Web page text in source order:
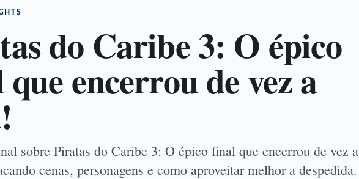
do Caribe 3: O épico
encerrou de vez a
sobre Piratas do Caribe 3: O épico final que encerrou de vez a
cenas, personagens e como aproveitar melhor a despedida.